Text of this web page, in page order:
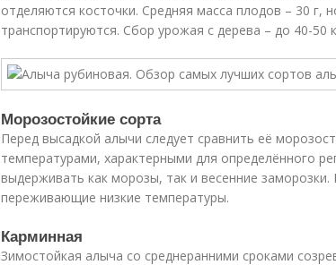
отделяются косточки. Средняя масса плодов – 30 г,
транспортируются. Сбор урожая с дерева – до 40-50
Морозостойкие сорта
Перед высадкой алычи следует сравнить её
температурами, характерными для определённого
выдерживать как морозы, так и весенние заморозки.
переживающие низкие температуры.
Карминная
Зимостойкая алыча со среднеранними сроками